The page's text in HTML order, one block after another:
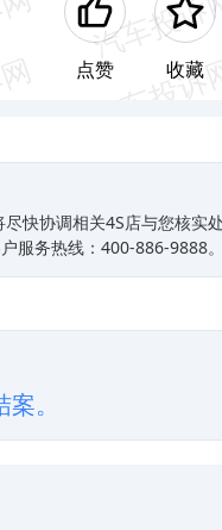
点赞 收藏
快协调相关4S店与您核实
服务热线：400-886-9888。
。